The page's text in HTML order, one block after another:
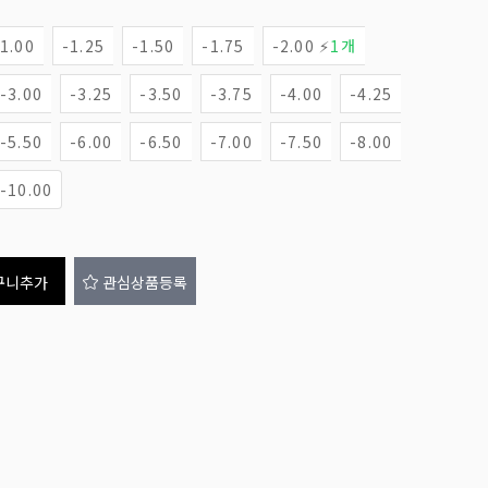
-1.25 -1.50 -1.75 -2.00 ⚡1개
-3.00 -3.25 -3.50 -3.75 -4.00 -4.25
-5.50 -6.00 -6.50 -7.00 -7.50 -8.00
-10.00
니추가 관심상품등록